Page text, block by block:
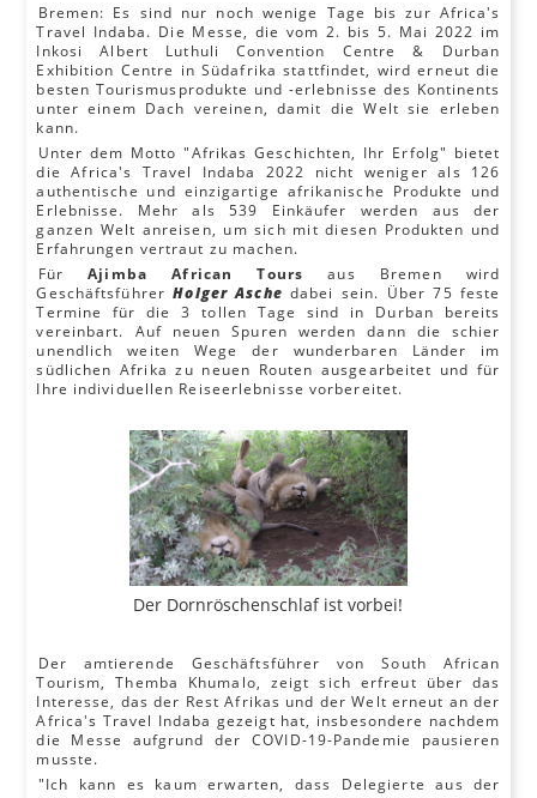
Bremen: Es sind nur noch wenige Tage bis zur Africa's
Travel Indaba. Die Messe, die vom 2. bis 5. Mai 2022 im
Inkosi Albert Luthuli Convention Centre & Durban
Exhibition Centre in Südafrika stattfindet, wird erneut die
besten Tourismusprodukte und -erlebnisse des Kontinents
unter einem Dach vereinen, damit die Welt sie erleben
kann.
Unter dem Motto "Afrikas Geschichten, Ihr Erfolg" bietet
die Africa's Travel Indaba 2022 nicht weniger als 126
authentische und einzigartige afrikanische Produkte und
Erlebnisse. Mehr als 539 Einkäufer werden aus der
ganzen Welt anreisen, um sich mit diesen Produkten und
Erfahrungen vertraut zu machen.
FürAjimba African Tours aus Bremen wird
GeschäftsführerHolger Aschedabei sein. Über 75 feste
Termine für die 3 tollen Tage sind in Durban bereits
vereinbart. Auf neuen Spuren werden dann die schier
unendlich weiten Wege der wunderbaren Länder im
südlichen Afrika zu neuen Routen ausgearbeitet und für
Ihre individuellen Reiseerlebnisse vorbereitet.
Der Dornröschenschlaf ist vorbei!
Der amtierende Geschäftsführer von South African
Tourism, Themba Khumalo, zeigt sich erfreut über das
Interesse, das der Rest Afrikas und der Welt erneut an der
Africa's Travel Indaba gezeigt hat, insbesondere nachdem
die Messe aufgrund der COVID-19-Pandemie pausieren
musste.
"Ich kann es kaum erwarten, dass Delegierte aus der